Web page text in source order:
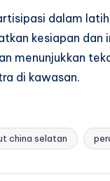
dalam
kesiapan
menunjukkan
di kawasan.
china selatan